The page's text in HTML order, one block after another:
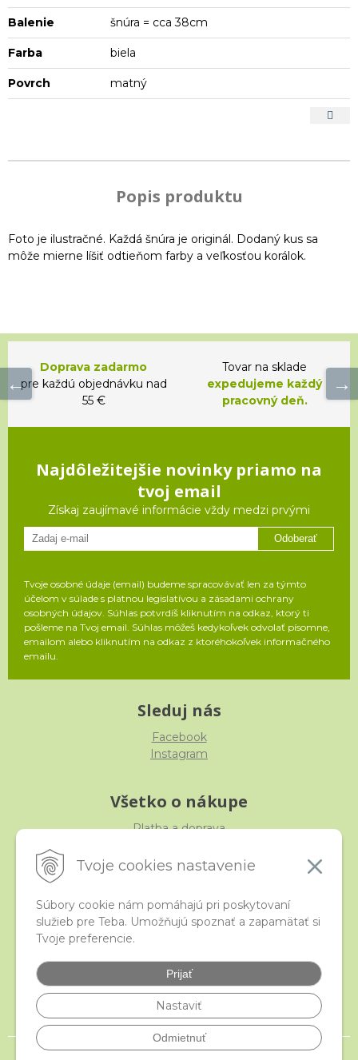
Tvoje cookies nastavenie
Súbory cookie nám pomáhajú pri poskytovaní
služieb pre Teba. Umožňujú spoznať a zapamätať si
Tvoje preferencie.
Prijať
Nastaviť
Odmietnuť
Balenie šnúra = cca 38cm
Farba biela
Povrch matný
Popis produktu
Foto je ilustračné. Každá šnúra je originál. Dodaný kus sa
môže mierne líšiť odtieňom farby a veľkosťou korálok.
Doprava zadarmo
pre každú objednávku nad
55 €
Tovar na sklade
expedujeme každý
pracovný deň.
Najdôležitejšie novinky priamo na
tvoj email
Získaj zaujímavé informácie vždy medzi prvými
Odoberať
Tvoje osobné údaje (email) budeme spracovávať len za týmto
účelom v súlade s platnou legislatívou a zásadami ochrany
osobných údajov. Súhlas potvrdíš kliknutím na odkaz, ktorý ti
pošleme na Tvoj email. Súhlas môžeš kedykoľvek odvolať písomne,
emailom alebo kliknutím na odkaz z ktoréhokoľvek informačného
emailu.
Sleduj nás
Facebook
Instagram
Všetko o nákupe
Platba a doprava
Obchodné podmienky
iStraka
Veľkoobchod
Najčastejšie otázky
Certifikáty
© 2026 istraka.sk - najligotavejšie korálky a polodrahokamy široko ďaleko •